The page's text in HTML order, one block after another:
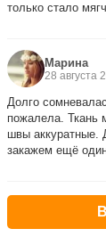
только стало
Марина
28 августа
Долго
пожалела. Ткань
швы аккуратные.
закажем ещё